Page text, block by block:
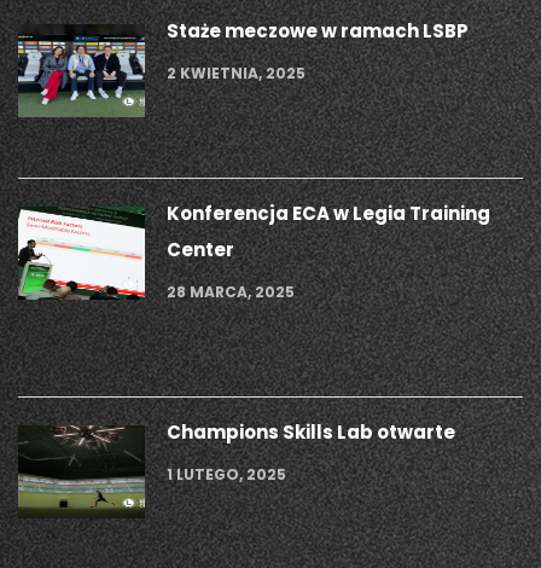
Staże meczowe w ramach LSBP
2 KWIETNIA, 2025
Konferencja ECA w Legia Training
Center
28 MARCA, 2025
Champions Skills Lab otwarte
1 LUTEGO, 2025